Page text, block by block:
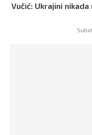
Vučić: Ukrajini